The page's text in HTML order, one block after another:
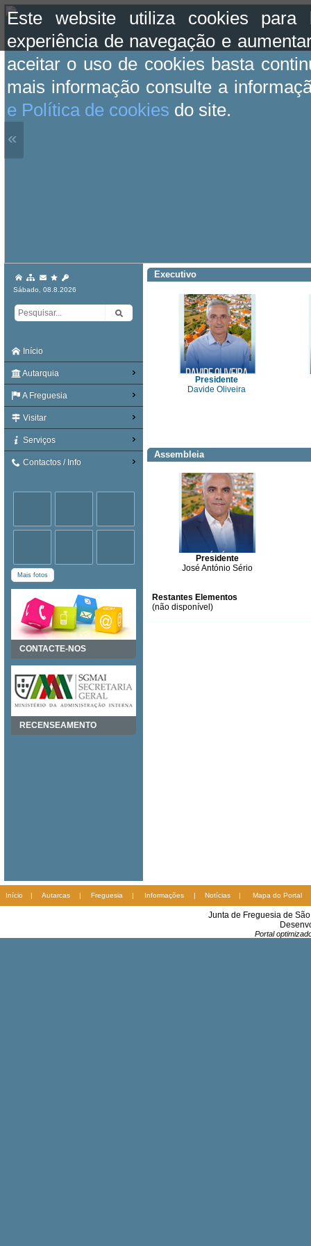
Este website utiliza cookies para
experiência de navegação e
aceitar o uso de cookies basta
mais informação consulte a
e Política de cookies do site.
«
Sábado, 08.8.2026
Início
Autarquia
A Freguesia
Visitar
Serviços
Contactos / Info
Mais fotos
CONTACTE-NOS
RECENSEAMENTO
Executivo
Presidente
Davide Oliveira
Assembleia
Presidente
José António Sério
Restantes Elementos
(não disponível)
Início | Autarcas | Freguesia | Informações | Notícias | Mapa do Portal
Junta de Freguesia de
Portal